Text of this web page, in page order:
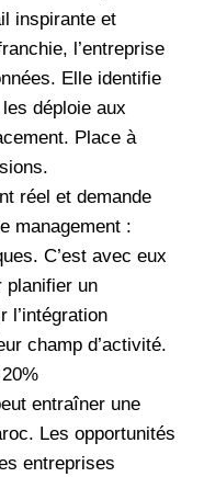
inspirante et
l’entreprise
Elle identifie
déploie aux
Place à
réel et demande
management :
C’est avec eux
planifier un
l’intégration
champ d’activité.
entraîner une
Les opportunités
entreprises